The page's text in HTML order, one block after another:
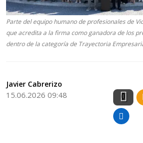
Parte del equipo humano de profesionales de
que acredita a la firma como ganadora de los
dentro de la categoría de Trayectoria
Javier Cabrerizo
15.06.2026 09:48 0